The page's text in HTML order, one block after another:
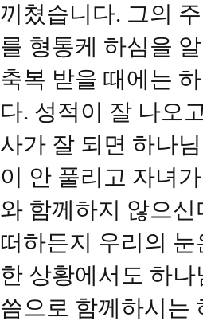
끼쳤습니다. 그의
를 형통케 하심을
축복 받을 때에는
다. 성적이 잘 나오
사가 잘 되면 하나
이 안 풀리고 자녀
와 함께하지 않으
떠하든지 우리의
한 상황에서도 하
씀으로 함께하시는